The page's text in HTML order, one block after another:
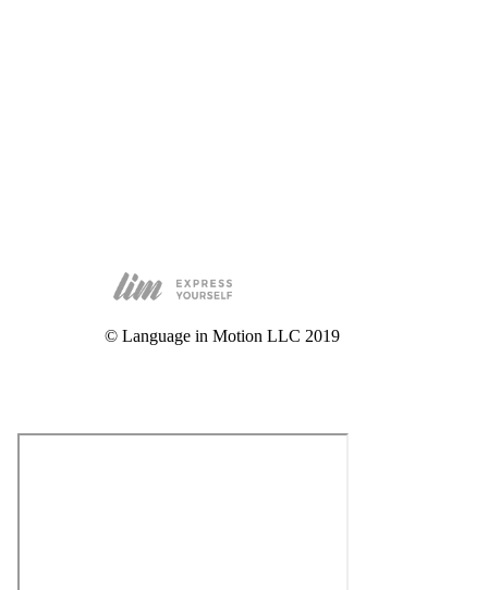
© Language in Motion LLC 2019